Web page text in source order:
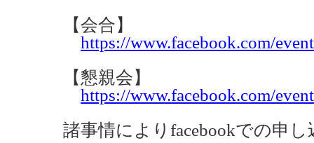
【会合】
https://www.facebook.com/
【懇親会】
https://www.facebook.com/
諸事情によりfacebookでの申し